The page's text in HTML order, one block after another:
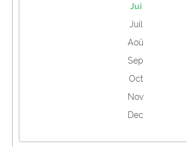
Jui
Juil
Aoû
Sep
Oct
Nov
Dec